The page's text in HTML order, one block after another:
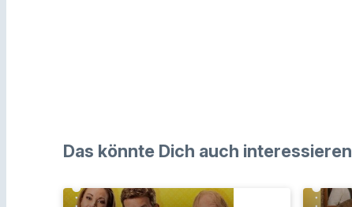
Das könnte Dich auch interessieren